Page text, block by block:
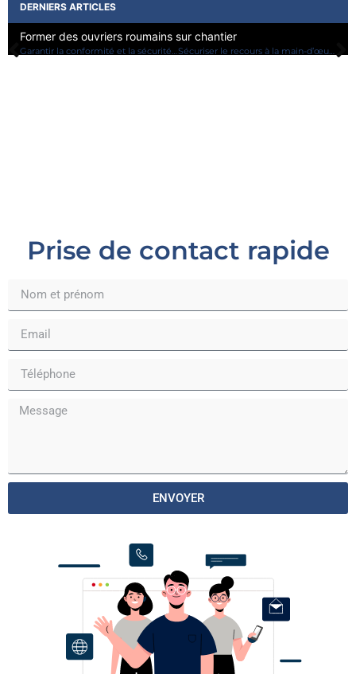
DERNIERS ARTICLES
Former des ouvriers roumains sur chantier
Garantir la conformité et la sécurité lors de l’embauche d’ouvriers étrangers sur les chantiers Sécuriser le recours à la main-d’œuvre extérieure sur les chantiers : obligations et bonnes pratiques
Prise de contact rapide
ENVOYER